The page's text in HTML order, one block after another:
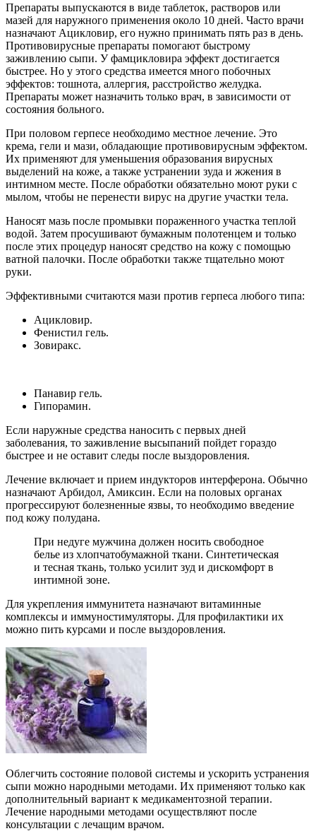
Препараты выпускаются в виде таблеток, растворов или
мазей для наружного применения около 10 дней. Часто врачи
назначают Ацикловир, его нужно принимать пять раз в день.
Противовирусные препараты помогают быстрому
заживлению сыпи. У фамцикловира эффект достигается
быстрее. Но у этого средства имеется много побочных
эффектов: тошнота, аллергия, расстройство желудка.
Препараты может назначить только врач, в зависимости от
состояния больного.
При половом герпесе необходимо местное лечение. Это
крема, гели и мази, обладающие противовирусным эффектом.
Их применяют для уменьшения образования вирусных
выделений на коже, а также устранении зуда и жжения в
интимном месте. После обработки обязательно моют руки с
мылом, чтобы не перенести вирус на другие участки тела.
Наносят мазь после промывки пораженного участка теплой
водой. Затем просушивают бумажным полотенцем и только
после этих процедур наносят средство на кожу с помощью
ватной палочки. После обработки также тщательно моют
руки.
Эффективными считаются мази против герпеса любого типа:
Ацикловир.
Фенистил гель.
Зовиракс.
Панавир гель.
Гипорамин.
Если наружные средства наносить с первых дней
заболевания, то заживление высыпаний пойдет гораздо
быстрее и не оставит следы после выздоровления.
Лечение включает и прием индукторов интерферона. Обычно
назначают Арбидол, Амиксин. Если на половых органах
прогрессируют болезненные язвы, то необходимо введение
под кожу полудана.
При недуге мужчина должен носить свободное
белье из хлопчатобумажной ткани. Синтетическая
и тесная ткань, только усилит зуд и дискомфорт в
интимной зоне.
Для укрепления иммунитета назначают витаминные
комплексы и иммуностимуляторы. Для профилактики их
можно пить курсами и после выздоровления.
Облегчить состояние половой системы и ускорить устранения
сыпи можно народными методами. Их применяют только как
дополнительный вариант к медикаментозной терапии.
Лечение народными методами осуществляют после
консультации с лечащим врачом.